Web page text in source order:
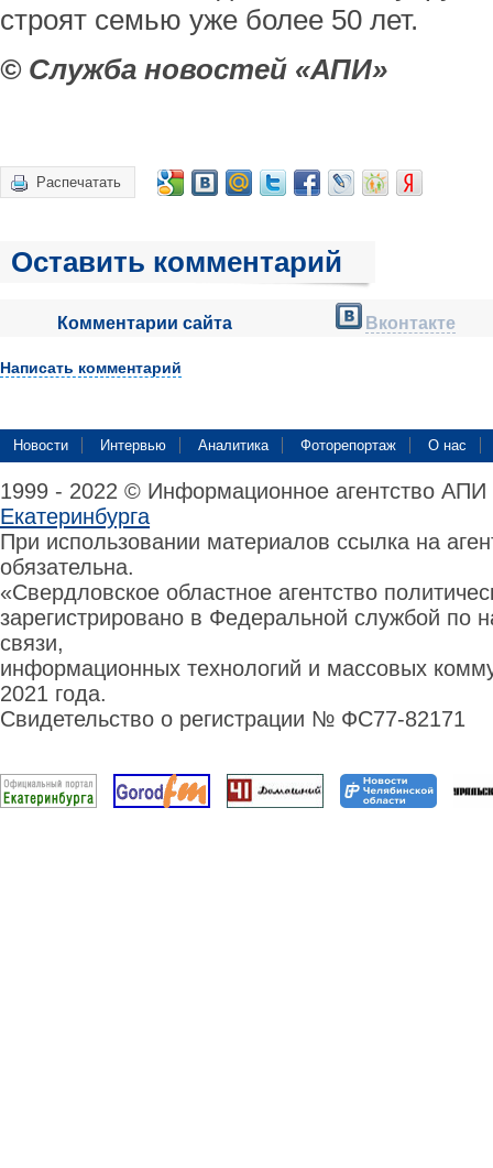
строят семью уже более 50 лет.
© Служба новостей «АПИ»
Распечатать
Оставить комментарий
Комментарии сайта Вконтакте
Написать комментарий
Новости Интервью Аналитика Фоторепортаж О нас
1999 - 2022 © Информационное агентство
Екатеринбурга
При использовании материалов ссылка на
обязательна.
«Свердловское областное агентство
зарегистрировано в Федеральной службой по
связи,
информационных технологий и массовых
2021 года.
Свидетельство о регистрации № ФС77-82171